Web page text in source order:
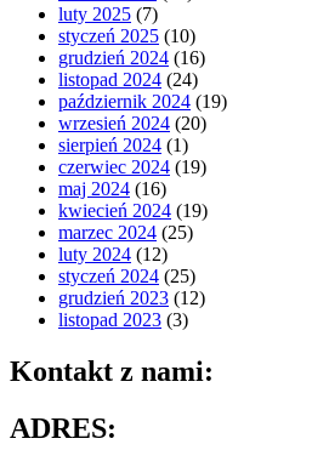
luty 2025 (7)
styczeń 2025 (10)
grudzień 2024 (16)
listopad 2024 (24)
październik 2024 (19)
wrzesień 2024 (20)
sierpień 2024 (1)
czerwiec 2024 (19)
maj 2024 (16)
kwiecień 2024 (19)
marzec 2024 (25)
luty 2024 (12)
styczeń 2024 (25)
grudzień 2023 (12)
listopad 2023 (3)
Kontakt z nami:
ADRES: